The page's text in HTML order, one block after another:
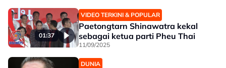
01:37
VIDEO TERKINI & POPULAR
Paetongtarn Shinawatra kekal
sebagai ketua parti Pheu Thai
11/09/2025
DUNIA